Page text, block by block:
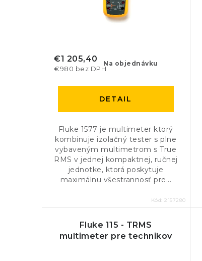
Na objednávku
€980 bez DPH
€1 205,40
DETAIL
Fluke 1577 je multimeter ktorý
kombinuje izolačný tester s plne
vybaveným multimetrom s True
RMS v jednej kompaktnej, ručnej
jednotke, ktorá poskytuje
maximálnu všestrannosť pre...
Kód: 2157280
Fluke 115 - TRMS
multimeter pre technikov